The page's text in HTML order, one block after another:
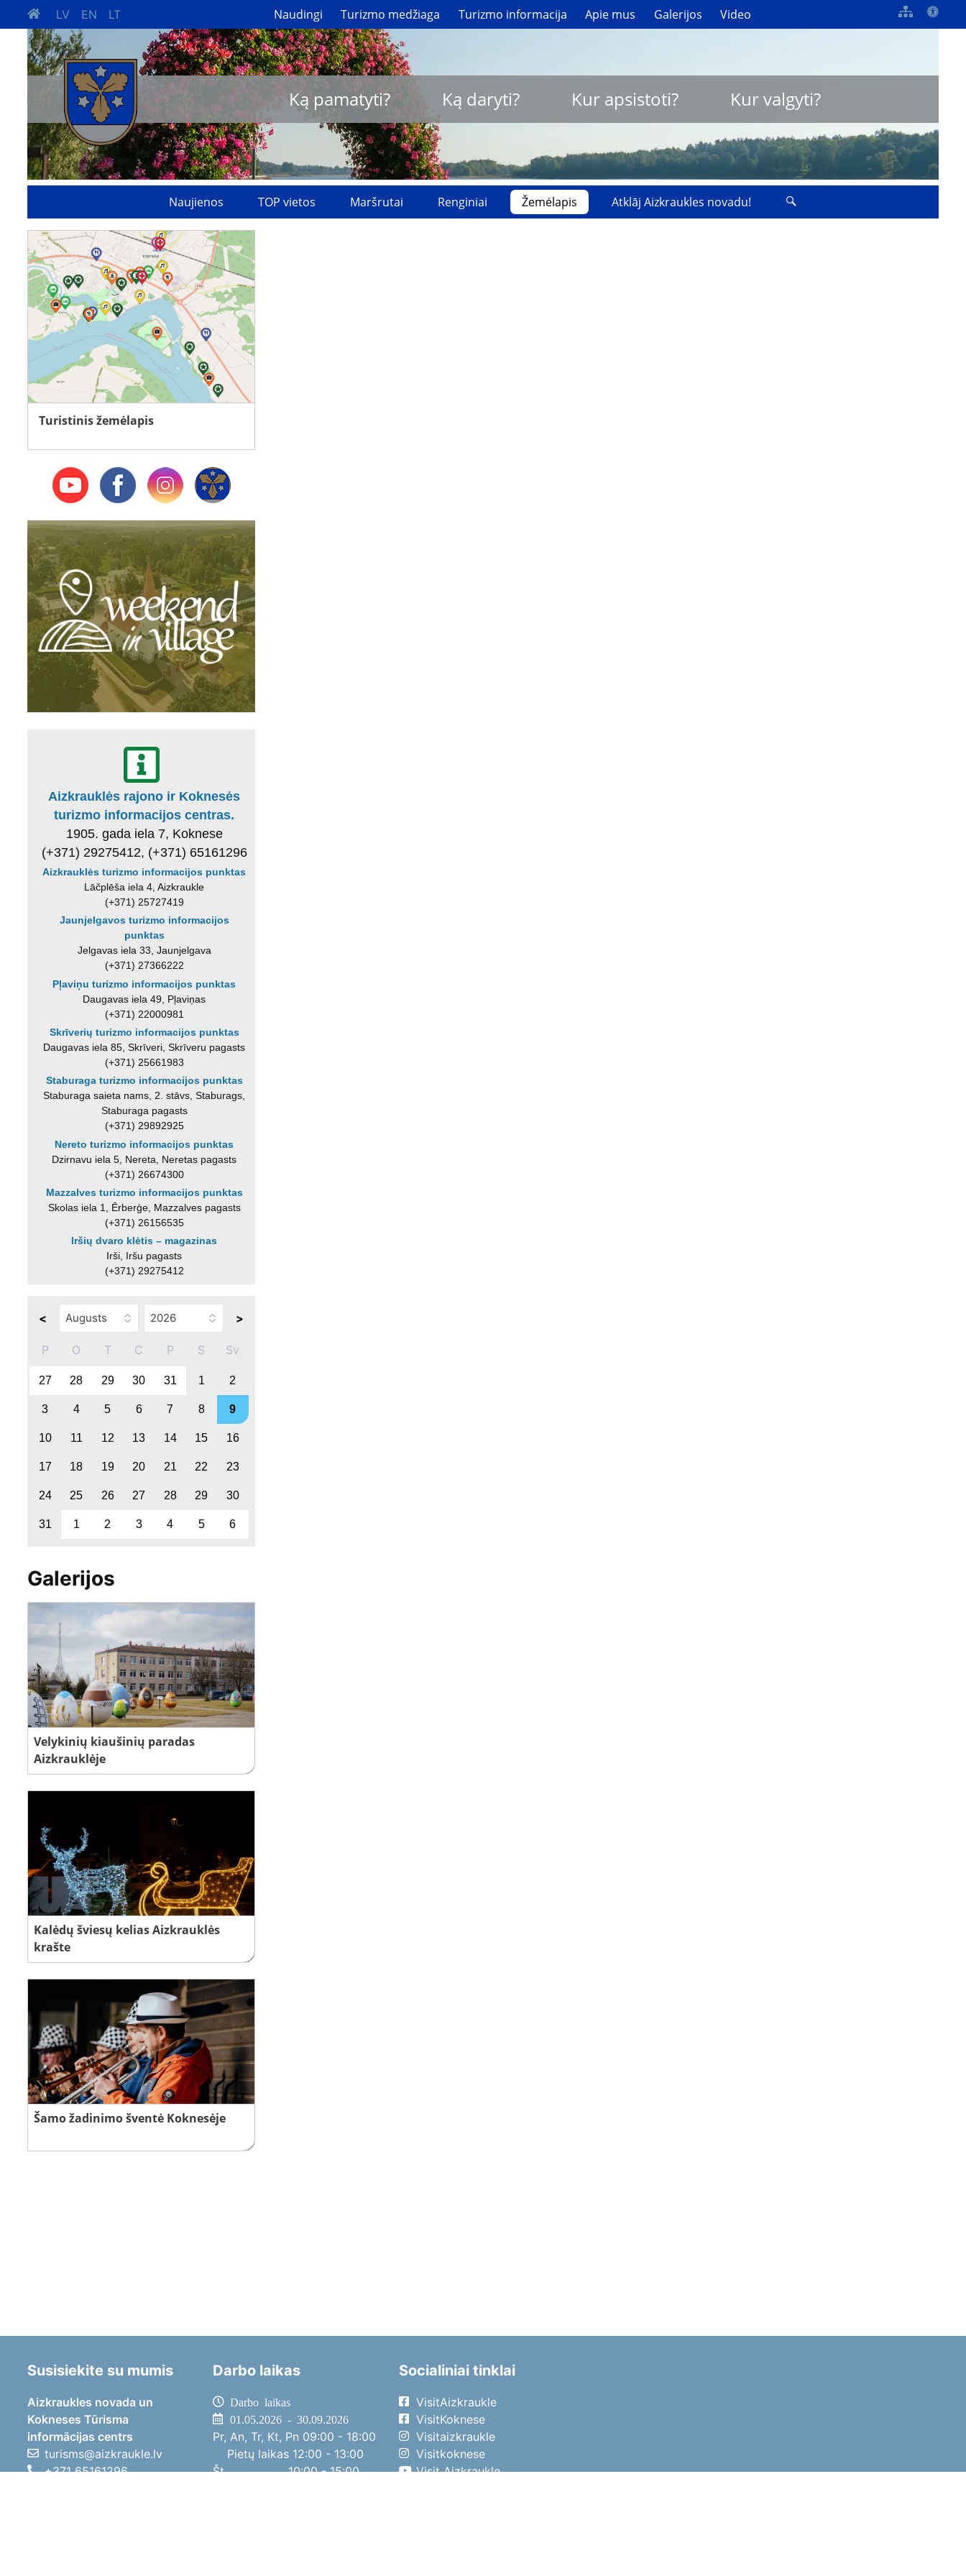
LV EN LT Naudingi Turizmo medžiaga Turizmo informacija Apie mus Galerijos Video
Ką pamatyti? Ką daryti? Kur apsistoti? Kur valgyti?
Naujienos TOP vietos Maršrutai Renginiai Žemėlapis Atklāj Aizkraukles novadu!
Turistinis žemėlapis
Aizkrauklės rajono ir Koknesės
turizmo informacijos centras.
1905. gada iela 7, Koknese
(+371) 29275412, (+371) 65161296
Aizkrauklės turizmo informacijos punktas
Lāčplēša iela 4, Aizkraukle
(+371) 25727419
Jaunjelgavos turizmo informacijos
punktas
Jelgavas iela 33, Jaunjelgava
(+371) 27366222
Pļaviņu turizmo informacijos punktas
Daugavas iela 49, Pļaviņas
(+371) 22000981
Skrīverių turizmo informacijos punktas
Daugavas iela 85, Skrīveri, Skrīveru pagasts
(+371) 25661983
Staburaga turizmo informacijos punktas
Staburaga saieta nams, 2. stāvs, Staburags,
Staburaga pagasts
(+371) 29892925
Nereto turizmo informacijos punktas
Dzirnavu iela 5, Nereta, Neretas pagasts
(+371) 26674300
Mazzalves turizmo informacijos punktas
Skolas iela 1, Ērberģe, Mazzalves pagasts
(+371) 26156535
Iršių dvaro klėtis – magazinas
Irši, Iršu pagasts
(+371) 29275412
< >
P O T C P S Sv
27 28 29 30 31 1 2
3 4 5 6 7 8 9
10 11 12 13 14 15 16
17 18 19 20 21 22 23
24 25 26 27 28 29 30
31 1 2 3 4 5 6
Galerijos
Velykinių kiaušinių paradas
Aizkrauklėje
Kalėdų šviesų kelias Aizkrauklės
krašte
Šamo žadinimo šventė Koknesėje
Susisiekite su mumis
Aizkraukles novada un
Kokneses Tūrisma
informācijas centrs
turisms@aizkraukle.lv
+371 65161296
Darbo laikas
Darbo laikas
01.05.2026 - 30.09.2026
Pr, An, Tr, Kt, Pn 09:00 - 18:00
Pietų laikas 12:00 - 13:00
Št
10:00 - 15:00
Socialiniai tinklai
VisitAizkraukle
VisitKoknese
Visitaizkraukle
Visitkoknese
Visit Aizkraukle